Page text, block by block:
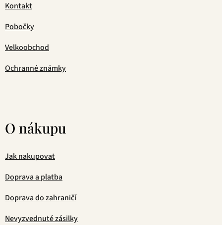
Kontakt
Pobočky
Velkoobchod
Ochranné známky
O nákupu
Jak nakupovat
Doprava a platba
Doprava do zahraničí
Nevyzvednuté zásilky